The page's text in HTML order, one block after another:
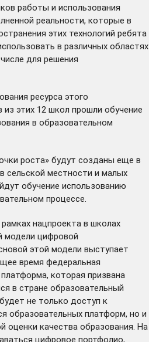
работы и использования
реальности, которые в
этих технологий ребята
в различных областях
для решения
ресурса этого
из этих 12 школ прошли обучение
в образовательном
роста» будут созданы еще в
сельской местности и малых
обучение использованию
процессе.
нацпроекта в школах
модели цифровой
этой модели выступает
время федеральная
которая призвана
в стране образовательный
не только доступ к
образовательных платформ, но и
оценки качества образования. На
цифровое портфолио,